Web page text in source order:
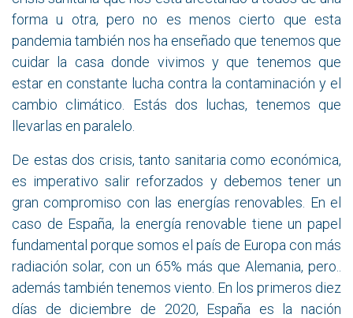
forma u otra, pero no es menos cierto que esta
pandemia también nos ha enseñado que tenemos que
cuidar la casa donde vivimos y que tenemos que
estar en constante lucha contra la contaminación y el
cambio climático. Estás dos luchas, tenemos que
llevarlas en paralelo.
De estas dos crisis, tanto sanitaria como económica,
es imperativo salir reforzados y debemos tener un
gran compromiso con las energías renovables. En el
caso de España, la energía renovable tiene un papel
fundamental porque somos el país de Europa con más
radiación solar, con un 65% más que Alemania, pero..
además también tenemos viento. En los primeros diez
días de diciembre de 2020, España es la nación